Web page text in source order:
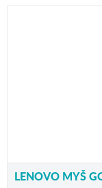
LENOVO MYŠ